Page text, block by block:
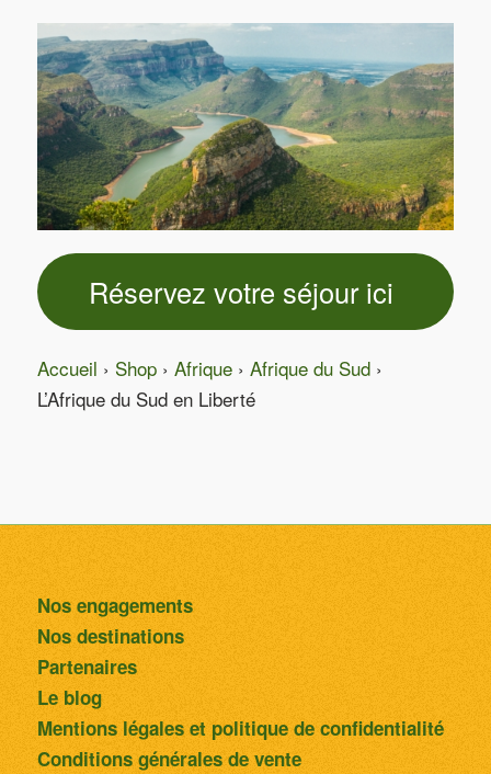
Réservez votre séjour ici
Accueil › Shop › Afrique › Afrique du Sud ›
L’Afrique du Sud en Liberté
Nos engagements
Nos destinations
Partenaires
Le blog
Mentions légales et politique de confidentialité
Conditions générales de vente